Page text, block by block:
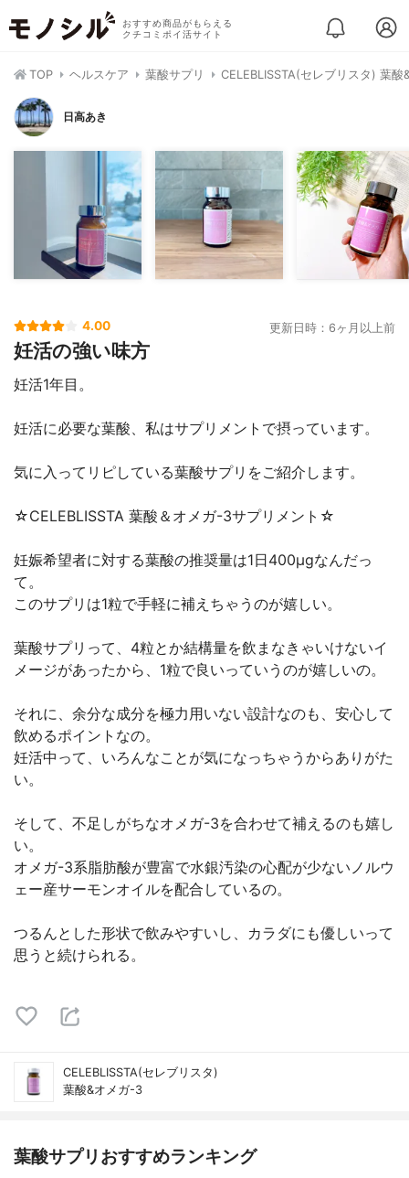
おすすめ商品がもらえる
クチコミポイ活サイト
TOP ヘルスケア 葉酸サプリ CELEBLISSTA(セレブリスタ) 葉酸
日高あき
4.00 更新日時：6ヶ月以上前
妊活の強い味方
妊活1年目。
妊活に必要な葉酸、私はサプリメントで摂っています。
気に入ってリピしている葉酸サプリをご紹介します。
☆CELEBLISSTA 葉酸＆オメガ-3サプリメント☆
妊娠希望者に対する葉酸の推奨量は1日400μgなんだっ
て。
このサプリは1粒で手軽に補えちゃうのが嬉しい。
葉酸サプリって、4粒とか結構量を飲まなきゃいけないイ
メージがあったから、1粒で良いっていうのが嬉しいの。
それに、余分な成分を極力用いない設計なのも、安心して
飲めるポイントなの。
妊活中って、いろんなことが気になっちゃうからありがた
い。
そして、不足しがちなオメガ-3を合わせて補えるのも嬉し
い。
オメガ-3系脂肪酸が豊富で水銀汚染の心配が少ないノルウ
ェー産サーモンオイルを配合しているの。
つるんとした形状で飲みやすいし、カラダにも優しいって
思うと続けられる。
CELEBLISSTA(セレブリスタ)
葉酸&オメガ-3
葉酸サプリおすすめランキング